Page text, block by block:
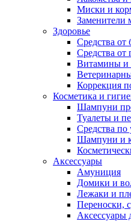
Миски и
Заменители
Здоровье
Средства от
Средства от
Витамины и
Коррекция
Косметика и
Шампуни
Туалеты и
Средства по
Шампуни и
Аксессуары
Амуниция
Домики и
Лежаки и
Переноски,
Аксессуары